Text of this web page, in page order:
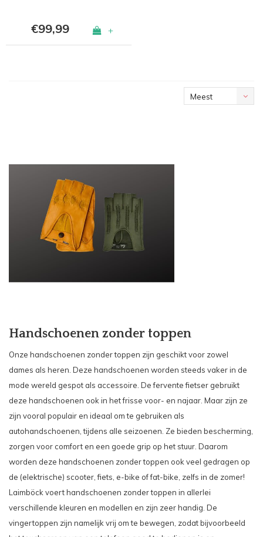
€99,99 +
Meest
Handschoenen zonder toppen
Onze handschoenen zonder toppen zijn geschikt voor zowel
dames als heren. Deze handschoenen worden steeds vaker in de
mode wereld gespot als accessoire. De fervente fietser gebruikt
deze handschoenen ook in het frisse voor- en najaar. Maar zijn ze
zijn vooral populair en ideaal om te gebruiken als
autohandschoenen, tijdens alle seizoenen. Ze bieden bescherming,
zorgen voor comfort en een goede grip op het stuur. Daarom
worden deze handschoenen zonder toppen ook veel gedragen op
de (elektrische) scooter, fiets, e-bike of fat-bike, zelfs in de zomer!
Laimböck voert handschoenen zonder toppen in allerlei
verschillende kleuren en modellen en zijn zeer handig. De
vingertoppen zijn namelijk vrij om te bewegen, zodat bijvoorbeeld